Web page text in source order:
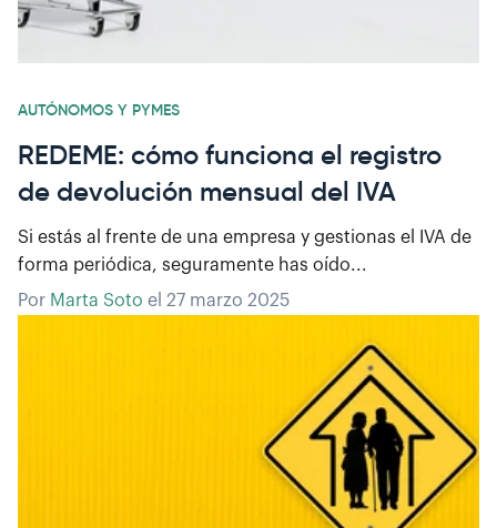
AUTÓNOMOS Y PYMES
REDEME: cómo funciona el registro
de devolución mensual del IVA
Si estás al frente de una empresa y gestionas el IVA de
forma periódica, seguramente has oído...
Por Marta Soto el 27 marzo 2025